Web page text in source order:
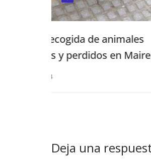
Mairena
Dos palitos
29 de enero de 2015
Deja una